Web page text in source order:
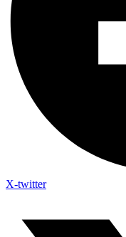
X-twitter